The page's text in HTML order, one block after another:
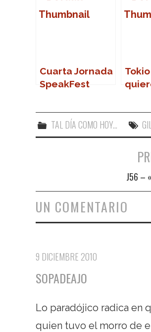
Cuarta Jornada
SpeakFest
Molina
TAL DÍA COMO HOY...
Navegación de entradas
J56 –
UN COMENTARIO
9 DICIEMBRE 2010
SOPADEAJO
Lo paradójico radica en
quien tuvo el morro de